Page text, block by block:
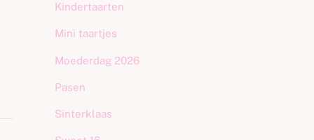
Kindertaarten
Mini taartjes
Moederdag 2026
Pasen
Sinterklaas